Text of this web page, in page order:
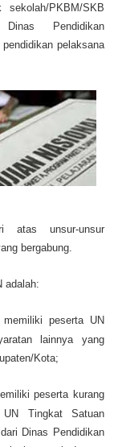
PKBM/SKB
Pendidikan
pelaksana
atas unsur-unsur
bergabung.
adalah:
memiliki peserta UN
lainnya yang
Kota;
peserta kurang
Tingkat Satuan
Dinas Pendidikan